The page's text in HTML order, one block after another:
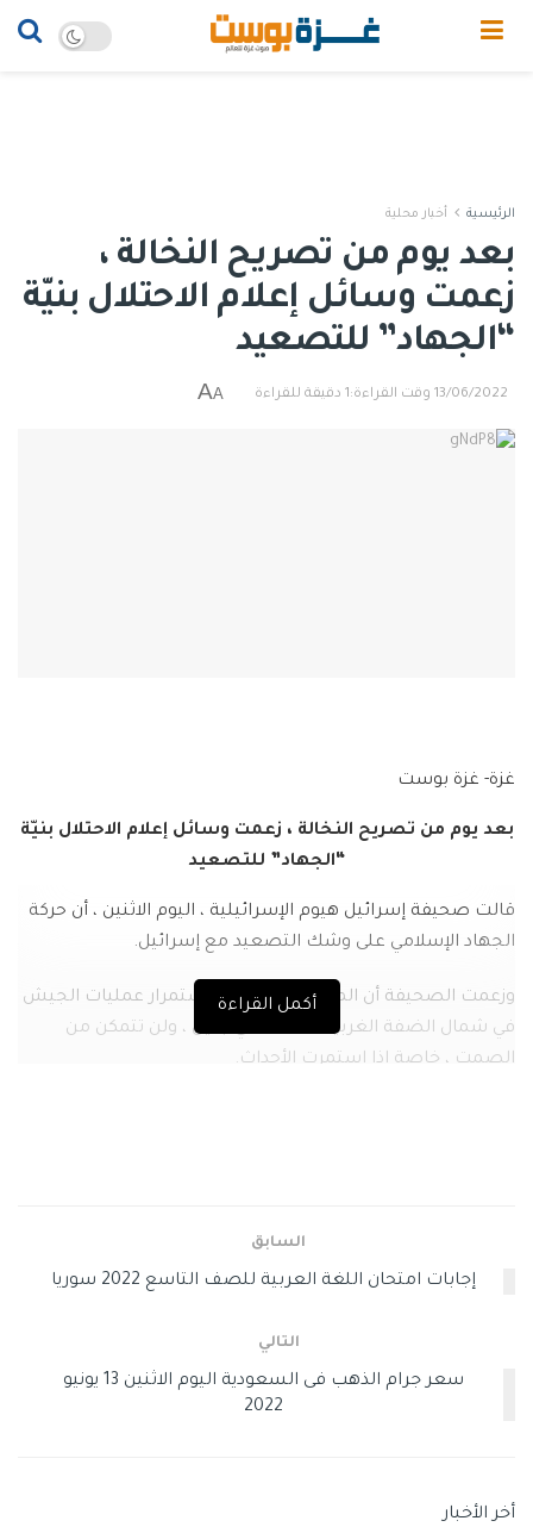
الرئيسية أخبار محلية
بعد يوم من تصريح النخالة ،
زعمت وسائل إعلام الاحتلال بنيّة
“الجهاد” للتصعيد
13/06/2022 وقت القراءة:1 دقيقة للقراءة A
A
غزة- غزة بوست
بعد يوم من تصريح النخالة ، زعمت وسائل إعلام الاحتلال بنيّة
“الجهاد” للتصعيد
قالت صحيفة إسرائيل هيوم الإسرائيلية ، اليوم الاثنين ، أن حركة
الجهاد الإسلامي على وشك التصعيد مع إسرائيل.
وزعمت الصحيفة أن المنظمة قلقة من استمرار عمليات الجيش
في شمال الضفة الغربية ، خاصة في جنين ، ولن تتمكن من
الصمت ، خاصة إذا استمرت الأحداث.
المبارك من الانتهاكات اليومية التي يقوم بها الاحتلال الاسرائيلي ،
واعمال القتل اليومية بحق الفلسطينيين”. الشعب الفلسطيني
الوطنية والإسلامية ومن الشعب الفلسطيني بكافة مكوناته.
وأضاف: “نحن نقف بكل جدية على هذه العناوين الكبيرة ، ولن نقبل
أكمل القراءة
السابق
إجابات امتحان اللغة العربية للصف التاسع 2022 سوريا
التالي
سعر جرام الذهب فى السعودية اليوم الاثنين 13 يونيو
2022
أخر الأخبار